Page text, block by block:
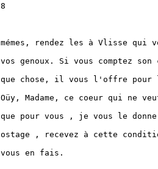
8
mémes, rendez les à Vlisse qui
vos genoux. Si vous comptez
que chose, il vous l'offre
Oüy, Madame, ce coeur qui ne
que pour vous , je vous le
ostage , recevez à cette
vous en fais.